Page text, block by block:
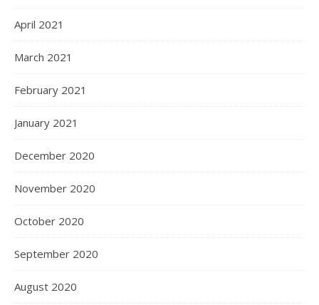
April 2021
March 2021
February 2021
January 2021
December 2020
November 2020
October 2020
September 2020
August 2020